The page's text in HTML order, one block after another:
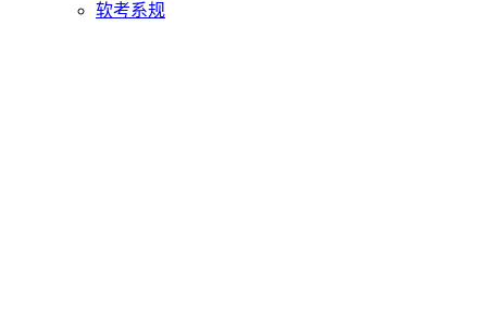
软考系规